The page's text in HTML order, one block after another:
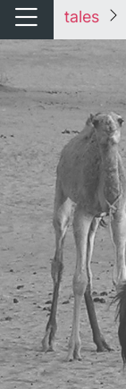
Navigation
tales